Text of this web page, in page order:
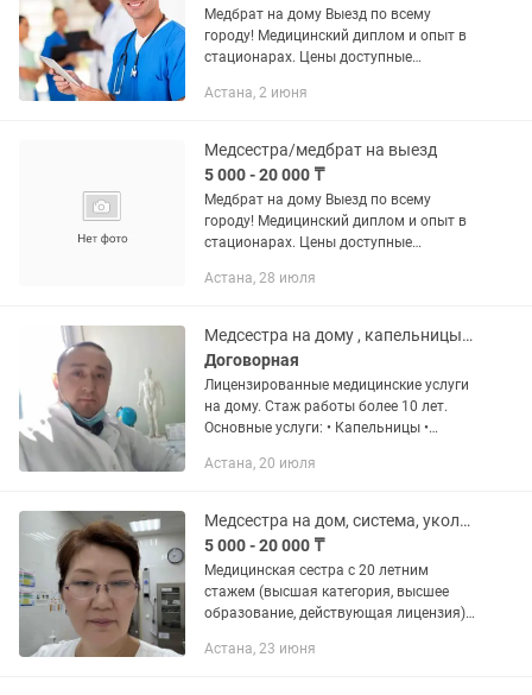
Медбрат на дому Выезд по всему
городу! Медицинский диплом и опыт в
стационарах. Цены доступные
часа! Профессиональный уход за вами
Астана, 2 июня
Медсестра/медбрат на выезд
5 000 - 20 000 ₸
Медбрат на дому Выезд по всему
городу! Медицинский диплом и опыт в
стационарах. Цены доступные
часа! Профессиональный уход за вами
Астана, 28 июля
Медсестра на дому , капельницы уколы Вывод из запоя
Договорная
Лицензированные медицинские услуги
на дому. Стаж работы более 10 лет.
Основные услуги: • Капельницы •
обезвоживании и интоксикации •
Астана, 20 июля
Медсестра на дом, система, уколы, капельницы, алкогольная интоксикация
5 000 - 20 000 ₸
Медицинская сестра с 20 летним
стажем (высшая категория, высшее
образование, действующая лицензия)
всех видов - Инъекции всех видов -
Астана, 23 июня